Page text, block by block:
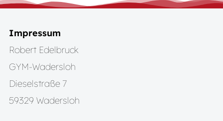
Impressum
Robert Edelbruck
GYM-Wadersloh
Dieselstraße 7
59329 Wadersloh